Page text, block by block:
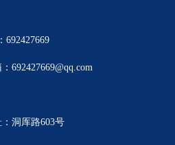
692427669
692427669@qq.com
洞厍路603号